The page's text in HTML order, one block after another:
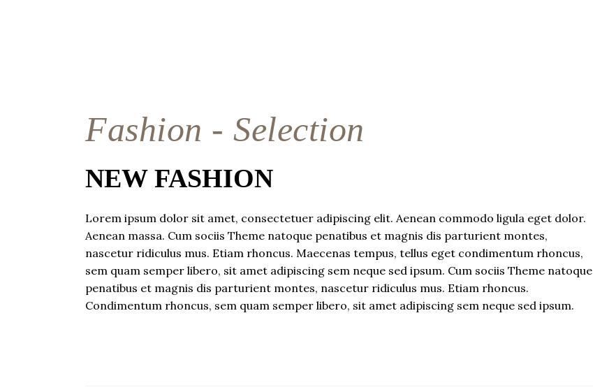
Fashion - Selection
NEW FASHION
Lorem ipsum dolor sit amet, consectetuer adipiscing elit. Aenean commodo ligula eget dolor.
Aenean massa. Cum sociis Theme natoque penatibus et magnis dis parturient montes,
nascetur ridiculus mus. Etiam rhoncus. Maecenas tempus, tellus eget condimentum rhoncus,
sem quam semper libero, sit amet adipiscing sem neque sed ipsum. Cum sociis Theme natoque
penatibus et magnis dis parturient montes, nascetur ridiculus mus. Etiam rhoncus.
Condimentum rhoncus, sem quam semper libero, sit amet adipiscing sem neque sed ipsum.